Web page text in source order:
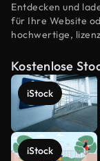
Entdecken und
für Ihre Website
hochwertige,
Kostenlose
iStock
iStock